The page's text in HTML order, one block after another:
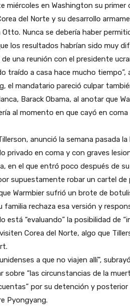
miércoles en Washington su
del Norte y su desarrollo
Nunca se debería haber
los resultados habrían sido muy
una reunión con el presidente
traído a casa hace mucho tiempo”,
el mandatario pareció culpar
Barack Obama, al anotar que
al momento en que cayó en
anunció la semana pasada
privado en coma y con graves
en el que entró poco después de
supuestamente robar un cartel de
Warmbier sufrió un brote de
rechaza esa versión y
está “evaluando” la posibilidad de
Corea del Norte, algo que
a que no viajen allí”,
“las circunstancias de la
por su detención y
Pyongyang.